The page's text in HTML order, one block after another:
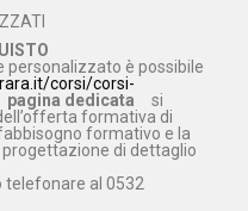
personalizzato è possibile
corsi/corsi-
pagina dedicata
si
formativa di
formativo e la
di dettaglio
telefonare al 0532